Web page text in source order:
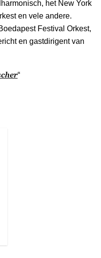
het New York
en vele andere.
Festival Orkest,
en gastdirigent van
“